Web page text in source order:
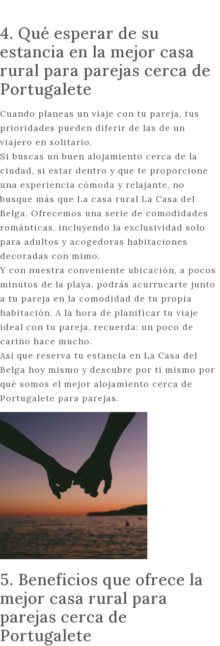
4. Qué esperar de su
estancia en la mejor casa
rural para parejas cerca de
Portugalete
Cuando planeas un viaje con tu pareja, tus
prioridades pueden diferir de las de un
viajero en solitario.
Si buscas un buen alojamiento cerca de la
ciudad, si estar dentro y que te proporcione
una experiencia cómoda y relajante, no
busque más que La casa rural La Casa del
Belga. Ofrecemos una serie de comodidades
románticas, incluyendo la exclusividad solo
para adultos y acogedoras habitaciones
decoradas con mimo.
Y con nuestra conveniente ubicación, a pocos
minutos de la playa, podrás acurrucarte junto
a tu pareja en la comodidad de tu propia
habitación. A la hora de planificar tu viaje
ideal con tu pareja, recuerda: un poco de
cariño hace mucho.
Así que reserva tu estancia en La Casa del
Belga hoy mismo y descubre por ti mismo por
qué somos el mejor alojamiento cerca de
Portugalete para parejas.
5. Beneficios que ofrece la
mejor casa rural para
parejas cerca de
Portugalete